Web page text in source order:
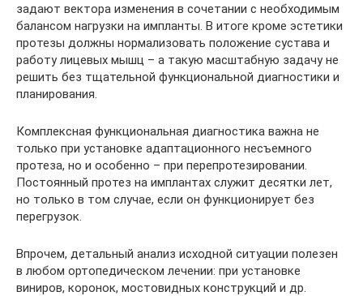
задают вектора изменения в сочетании с необходимым
балансом нагрузки на импланты. В итоге кроме эстетики
протезы должны нормализовать положение сустава и
работу лицевых мышц – а такую масштабную задачу не
решить без тщательной функциональной диагностики и
планирования.
Комплексная функциональная диагностика важна не
только при установке адаптационного несъемного
протеза, но и особенно – при перепротезировании.
Постоянный протез на имплантах служит десятки лет,
но только в том случае, если он функционирует без
перегрузок.
Впрочем, детальный анализ исходной ситуации полезен
в любом ортопедическом лечении: при установке
виниров, коронок, мостовидных конструкций и др.